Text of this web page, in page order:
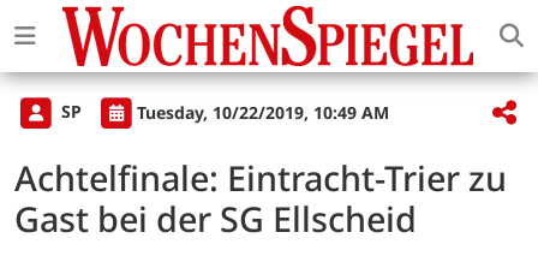
SP Tuesday, 10/22/2019, 10:49 AM
Achtelfinale: Eintracht-Trier zu
Gast bei der SG Ellscheid